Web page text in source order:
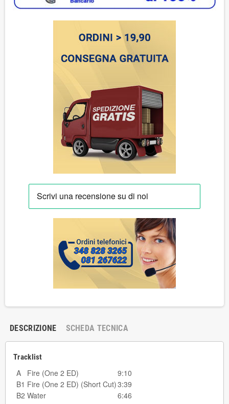
DESCRIZIONE SCHEDA TECNICA
Tracklist
A Fire (One 2 ED)
9:10
B1 Fire (One 2 ED) (Short Cut)3:39
B2 Water 6:46